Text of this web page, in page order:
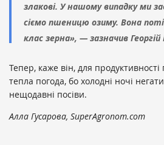
злакові. У нашому випадку ми
сіємо пшеницю озиму. Вона
клас зерна», — зазначив
Тепер, каже він, для продуктивності
тепла погода, бо холодні ночі
нещодавні посіви.
Алла Гусарова, SuperAgronom.com